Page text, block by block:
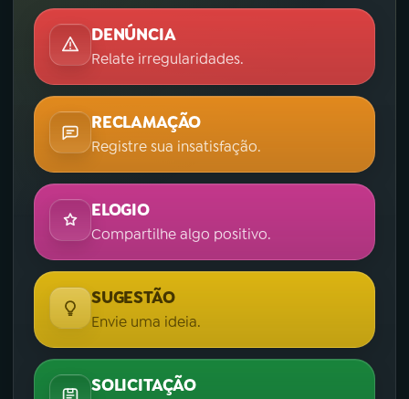
DENÚNCIA
Relate irregularidades.
RECLAMAÇÃO
Registre sua insatisfação.
ELOGIO
Compartilhe algo positivo.
SUGESTÃO
Envie uma ideia.
SOLICITAÇÃO